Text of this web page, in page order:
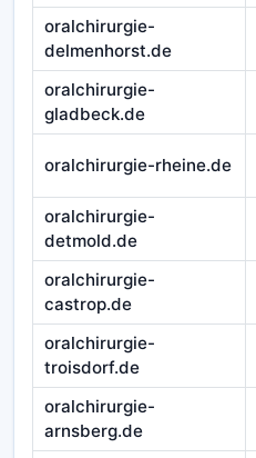
oralchirurgie-
delmenhorst.de
oralchirurgie-
gladbeck.de
oralchirurgie-rheine.de
oralchirurgie-
detmold.de
oralchirurgie-
castrop.de
oralchirurgie-
troisdorf.de
oralchirurgie-
arnsberg.de